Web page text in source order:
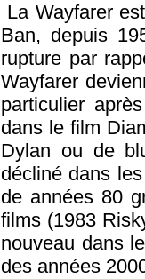
La Wayfarer
Ban, depuis
rupture par
Wayfarer
particulier
dans le film
Dylan ou de
décliné dans
de années 80
films (1983
nouveau dans
des années